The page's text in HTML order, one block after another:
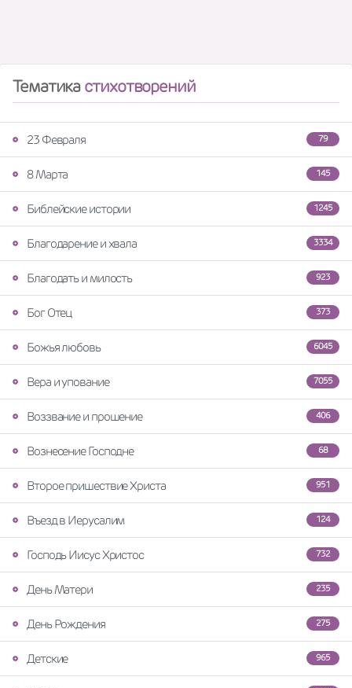
Тематикастихотворений
79
23 Февраля
145
8 Марта
1245
Библейские истории
3334
Благодарение и хвала
923
Благодать и милость
373
Бог Отец
6045
Божья любовь
7055
Вера и упование
406
Воззвание и прошение
68
Вознесение Господне
951
Второе пришествие Христа
124
Въезд в Иерусалим
732
Господь Иисус Христос
235
День Матери
275
День Рождения
965
Детские